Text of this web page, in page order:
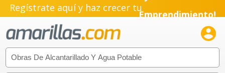
Regístrate aquí y haz crecer tuEmprendimiento!
